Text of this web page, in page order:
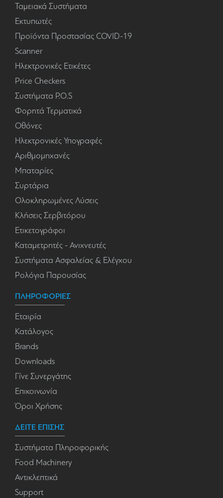
Ταμειακά Συστήματα
Εκτυπωτές
Προϊόντα Προστασίας COVID-19
Scanner
Ηλεκτρονικές Ετικέτες
Price Checkers
Συστήματα P.O.S
Φορητά Τερματικά
Οθόνες
Ηλεκτρονικές Υπογραφές
Αριθμομηχανές
Μπαταρίες
Συρτάρια
Ολοκληρωμένες Λύσεις
Κλήσεις Σερβιτόρου
Ετικετογράφοι
Καταμετρητές - Ανιχνευτές
Συστήματα Ασφαλείας & Ελέγχου
Ρολόγια Παρουσίας
ΠΛΗΡΟΦΟΡΙΕΣ
Εταιρία
Κατάλογος
Brands
Downloads
Γίνε Συνεργάτης
Επικοινωνία
Όροι Χρήσης
ΔΕΙΤΕ ΕΠΙΣΗΣ
Συστήματα Πληροφορικής
Food Machinery
Αντικλεπτικά
Support